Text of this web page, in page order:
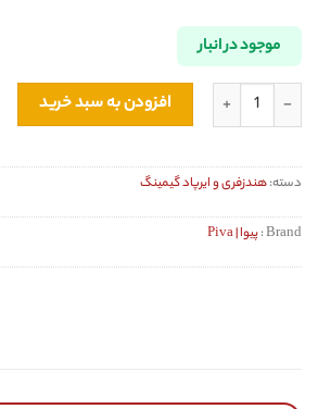
موجود در انبار
هندزفری گیمینگ Type-C پیوا PIVA H8PRO HiFi Earphone اورجینال عدد افزودن به سبد خرید
دسته:هندزفری و ایرپاد گیمینگ
Brand : پیوا | Piva